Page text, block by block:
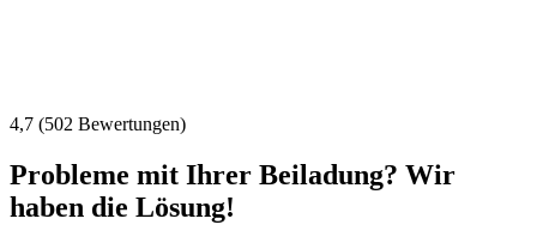
4,7 (502 Bewertungen)
Probleme mit Ihrer Beiladung? Wir
haben die Lösung!